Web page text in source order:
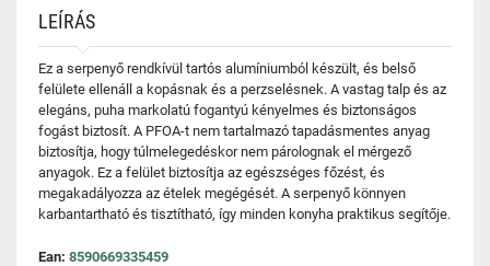
LEÍRÁS
Ez a serpenyő rendkívül tartós alumíniumból készült, és belső
felülete ellenáll a kopásnak és a perzselésnek. A vastag talp és az
elegáns, puha markolatú fogantyú kényelmes és biztonságos
fogást biztosít. A PFOA-t nem tartalmazó tapadásmentes anyag
biztosítja, hogy túlmelegedéskor nem párolognak el mérgező
anyagok. Ez a felület biztosítja az egészséges főzést, és
megakadályozza az ételek megégését. A serpenyő könnyen
karbantartható és tisztítható, így minden konyha praktikus segítője.
Ean: 8590669335459